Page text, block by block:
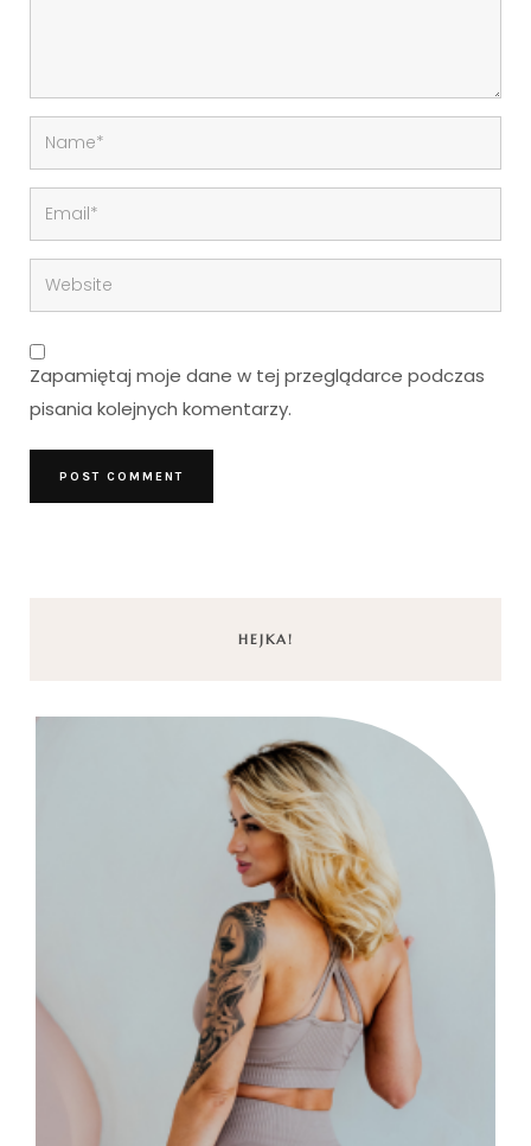
Zapamiętaj moje dane w tej przeglądarce podczas
pisania kolejnych komentarzy.
HEJKA!